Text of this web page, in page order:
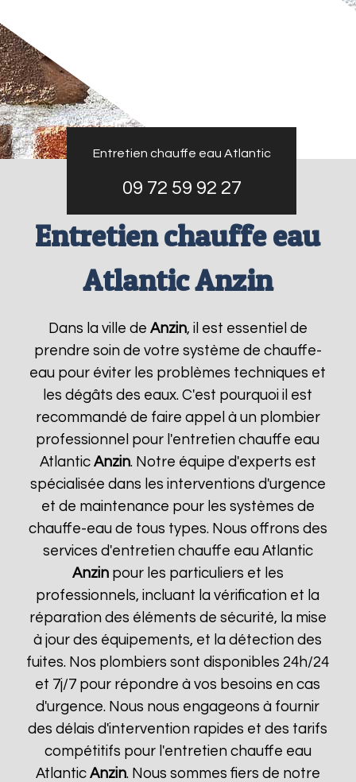
Entretien chauffe eau Atlantic
09 72 59 92 27
Entretien chauffe eau
Atlantic Anzin
Dans la ville de Anzin, il est essentiel de
prendre soin de votre système de chauffe-
eau pour éviter les problèmes techniques et
les dégâts des eaux. C'est pourquoi il est
recommandé de faire appel à un plombier
professionnel pour l'entretien chauffe eau
Atlantic Anzin. Notre équipe d'experts est
spécialisée dans les interventions d'urgence
et de maintenance pour les systèmes de
chauffe-eau de tous types. Nous offrons des
services d'entretien chauffe eau Atlantic
Anzinpour les particuliers et les
professionnels, incluant la vérification et la
réparation des éléments de sécurité, la mise
à jour des équipements, et la détection des
fuites. Nos plombiers sont disponibles 24h/24
et 7j/7 pour répondre à vos besoins en cas
d'urgence. Nous nous engageons à fournir
des délais d'intervention rapides et des tarifs
compétitifs pour l'entretien chauffe eau
Atlantic Anzin. Nous sommes fiers de notre